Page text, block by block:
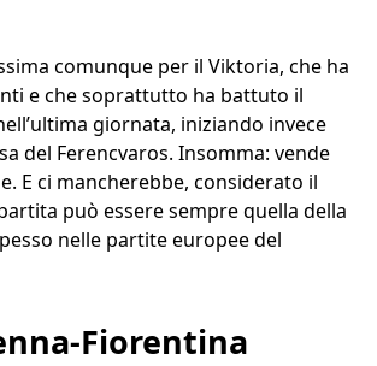
comunque per il Viktoria, che ha
e che soprattutto ha battuto il
giornata, iniziando invece
del Ferencvaros. Insomma: vende
E ci mancherebbe, considerato il
può essere sempre quella della
nelle partite europee del
Fiorentina